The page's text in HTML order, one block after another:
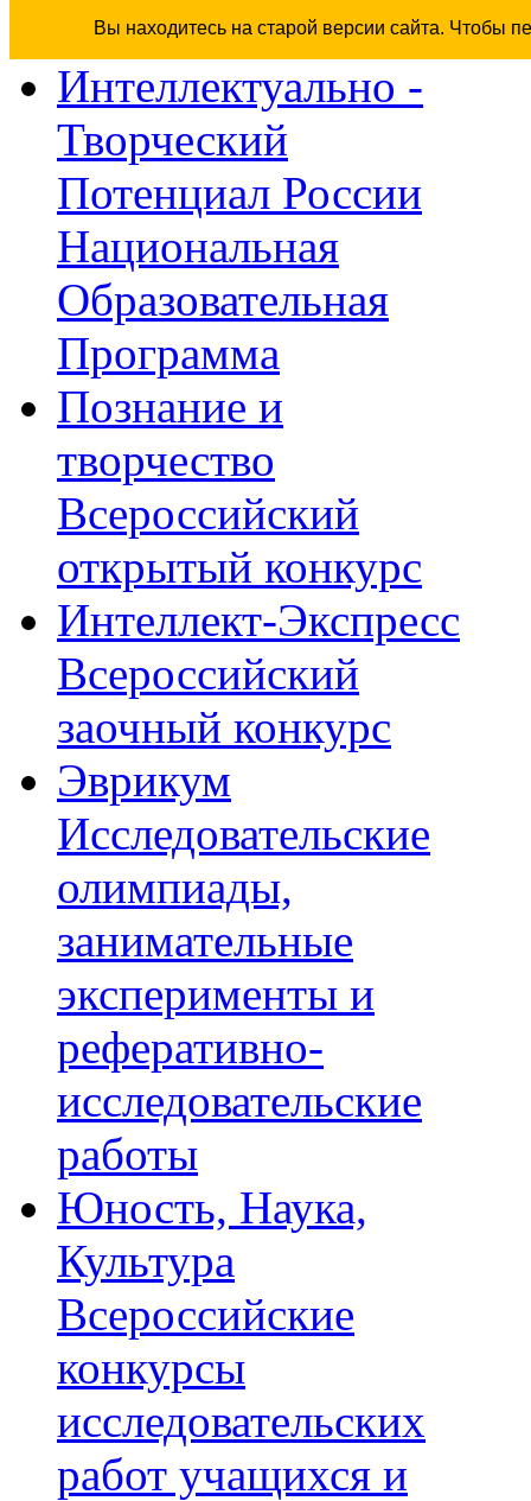
Вы находитесь на старой версии сайта. Чтобы
Интеллектуально -
Творческий
Потенциал России
Национальная
Образовательная
Программа
Познание и
творчество
Всероссийский
открытый конкурс
Интеллект-Экспресс
Всероссийский
заочный конкурс
Эврикум
Исследовательские
олимпиады,
занимательные
эксперименты и
реферативно-
исследовательские
работы
Юность, Наука,
Культура
Всероссийские
конкурсы
исследовательских
работ учащихся и